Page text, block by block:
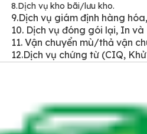
8.Dịch vụ kho bãi/lưu kho.
9.Dịch vụ giám định hàng
10. Dịch vụ đóng gói lại, In
11. Vận chuyển mù/thả vận
12.Dịch vụ chứng từ (CIQ,